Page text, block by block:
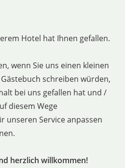
Hotel hat Ihnen gefallen.
wenn Sie uns einen kleinen
schreiben würden,
bei uns gefallen hat und /
diesem Wege
unseren Service anpassen
herzlich willkommen!